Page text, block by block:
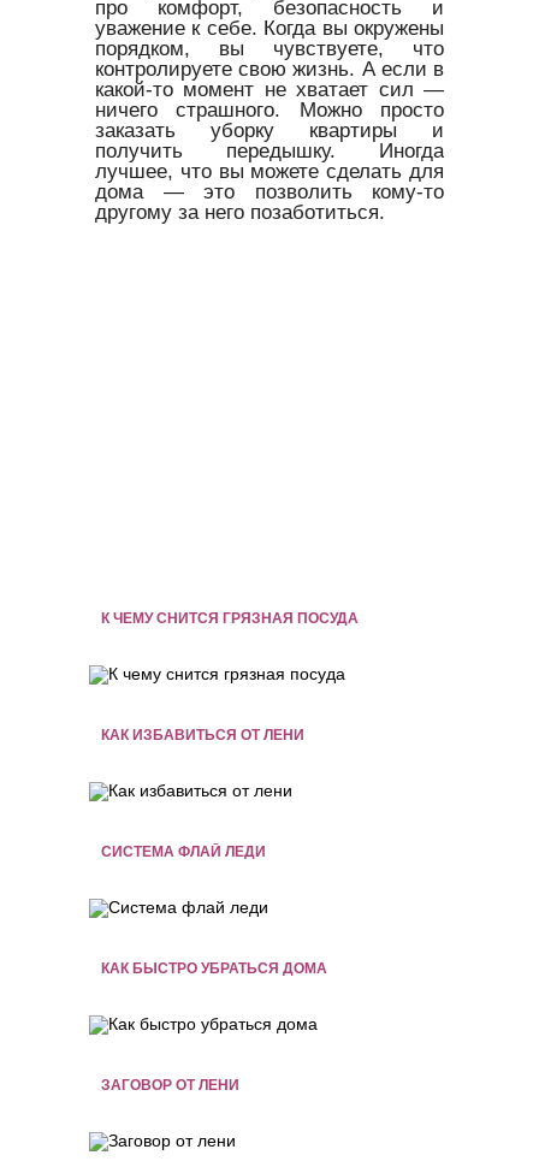
про комфорт, безопасность и
уважение к себе. Когда вы окружены
порядком, вы чувствуете, что
контролируете свою жизнь. А если в
какой-то момент не хватает сил —
ничего страшного. Можно просто
заказать уборку квартиры и
получить передышку. Иногда
лучшее, что вы можете сделать для
дома — это позволить кому-то
другому за него позаботиться.
К ЧЕМУ СНИТСЯ ГРЯЗНАЯ ПОСУДА
КАК ИЗБАВИТЬСЯ ОТ ЛЕНИ
СИСТЕМА ФЛАЙ ЛЕДИ
КАК БЫСТРО УБРАТЬСЯ ДОМА
ЗАГОВОР ОТ ЛЕНИ